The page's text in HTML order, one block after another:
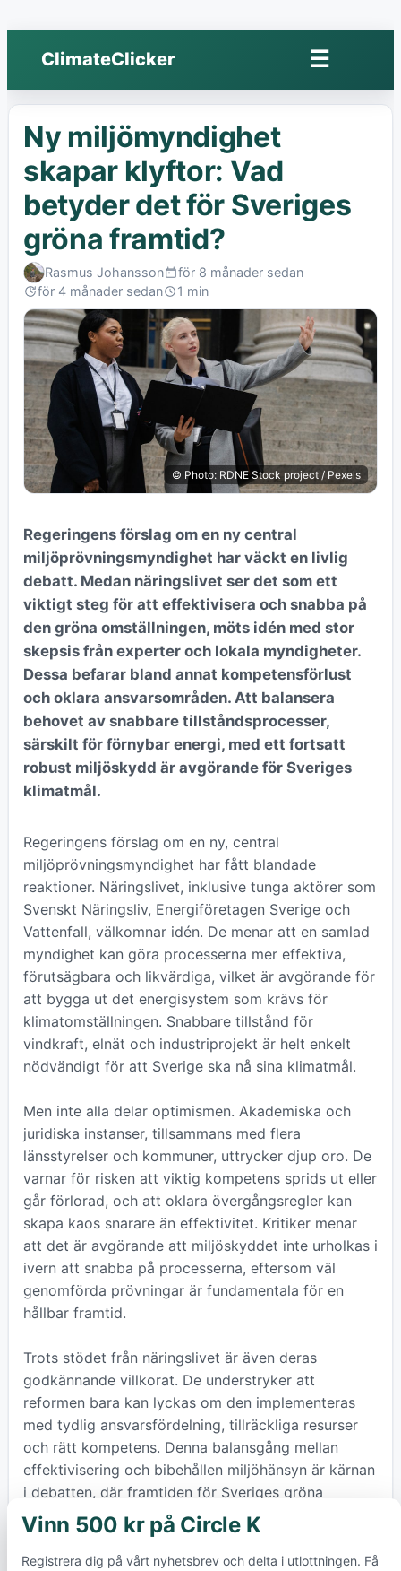
ClimateClicker ☰Öppna
meny
Ny miljömyndighet
skapar klyftor: Vad
betyder det för Sveriges
gröna framtid?
Rasmus JohanssonPublished:
för 8 månader sedan
Last
edited:
för 4 månader sedanRead:
1 min
© Photo: RDNE Stock project / Pexels
Regeringens förslag om en ny central
miljöprövningsmyndighet har väckt en livlig
debatt. Medan näringslivet ser det som ett
viktigt steg för att effektivisera och snabba på
den gröna omställningen, möts idén med stor
skepsis från experter och lokala myndigheter.
Dessa befarar bland annat kompetensförlust
och oklara ansvarsområden. Att balansera
behovet av snabbare tillståndsprocesser,
särskilt för förnybar energi, med ett fortsatt
robust miljöskydd är avgörande för Sveriges
klimatmål.
Regeringens förslag om en ny, central
miljöprövningsmyndighet har fått blandade
reaktioner. Näringslivet, inklusive tunga aktörer som
Svenskt Näringsliv, Energiföretagen Sverige och
Vattenfall, välkomnar idén. De menar att en samlad
myndighet kan göra processerna mer effektiva,
förutsägbara och likvärdiga, vilket är avgörande för
att bygga ut det energisystem som krävs för
klimatomställningen. Snabbare tillstånd för
vindkraft, elnät och industriprojekt är helt enkelt
nödvändigt för att Sverige ska nå sina klimatmål.
Men inte alla delar optimismen. Akademiska och
juridiska instanser, tillsammans med flera
länsstyrelser och kommuner, uttrycker djup oro. De
varnar för risken att viktig kompetens sprids ut eller
går förlorad, och att oklara övergångsregler kan
skapa kaos snarare än effektivitet. Kritiker menar
att det är avgörande att miljöskyddet inte urholkas i
ivern att snabba på processerna, eftersom väl
genomförda prövningar är fundamentala för en
hållbar framtid.
Trots stödet från näringslivet är även deras
godkännande villkorat. De understryker att
reformen bara kan lyckas om den implementeras
med tydlig ansvarsfördelning, tillräckliga resurser
och rätt kompetens. Denna balansgång mellan
effektivisering och bibehållen miljöhänsyn är kärnan
i debatten, där framtiden för Sveriges gröna
omställning och miljöskydd står på spel. Att agera
snabbt är viktigt för klimatet, men att agera klokt är
ännu viktigare.
Vinn 500 kr på Circle K
Registrera dig på vårt nyhetsbrev och delta i utlottningen. Få